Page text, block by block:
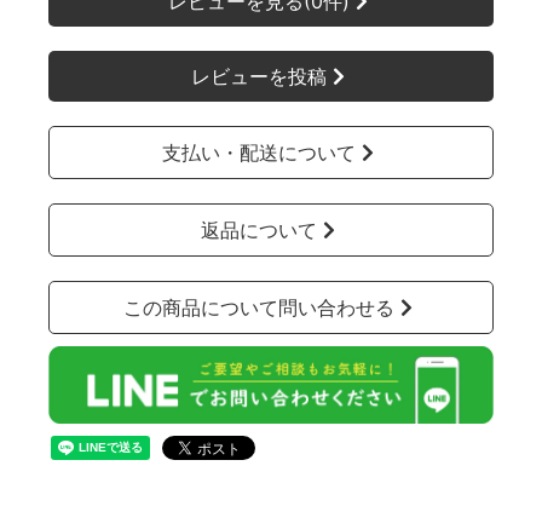
レビューを投稿
支払い・配送について
返品について
この商品について問い合わせる